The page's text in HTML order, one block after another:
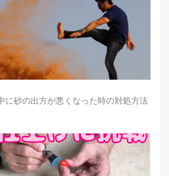
に砂の出方が悪くなった時の対処方法